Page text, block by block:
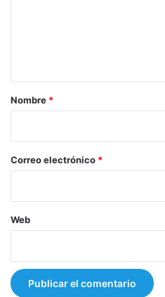
r
*
Nombre *
Correo electrónico *
Web